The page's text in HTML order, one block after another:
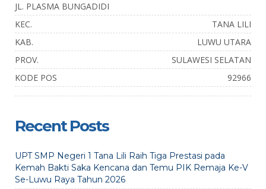
JL. PLASMA BUNGADIDI
KEC.
TANA LILI
KAB.
LUWU UTARA
PROV.
SULAWESI SELATAN
KODE POS
92966
Recent Posts
UPT SMP Negeri 1 Tana Lili Raih Tiga Prestasi pada
Kemah Bakti Saka Kencana dan Temu PIK Remaja Ke-V
Se-Luwu Raya Tahun 2026